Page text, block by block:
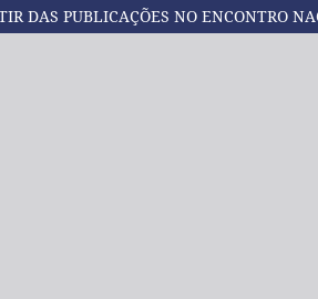
DAS PUBLICAÇÕES NO ENCONTRO